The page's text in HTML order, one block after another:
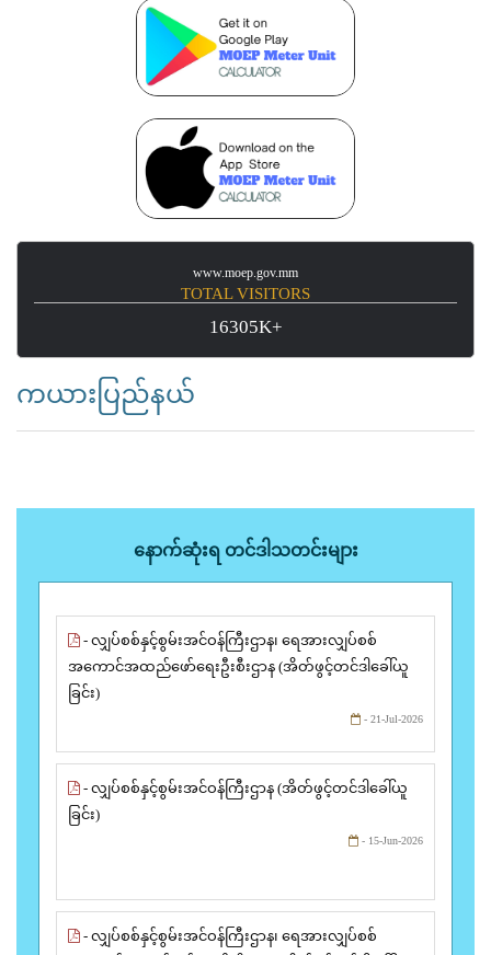
www.moep.gov.mm
TOTAL VISITORS
16305K+
ကယားပြည်နယ်
နောက်ဆုံးရ တင်ဒါသတင်းများ
- လျှပ်စစ်နှင့်စွမ်းအင်ဝန်ကြီးဌာန၊ ရေအားလျှပ်စစ်
အကောင်အထည်ဖော်ရေးဦးစီးဌာန (အိတ်ဖွင့်တင်ဒါခေါ်ယူ
ခြင်း)
- 21-Jul-2026
- လျှပ်စစ်နှင့်စွမ်းအင်ဝန်ကြီးဌာန (အိတ်ဖွင့်တင်ဒါခေါ်ယူ
ခြင်း)
- 15-Jun-2026
- လျှပ်စစ်နှင့်စွမ်းအင်ဝန်ကြီးဌာန၊ ရေအားလျှပ်စစ်